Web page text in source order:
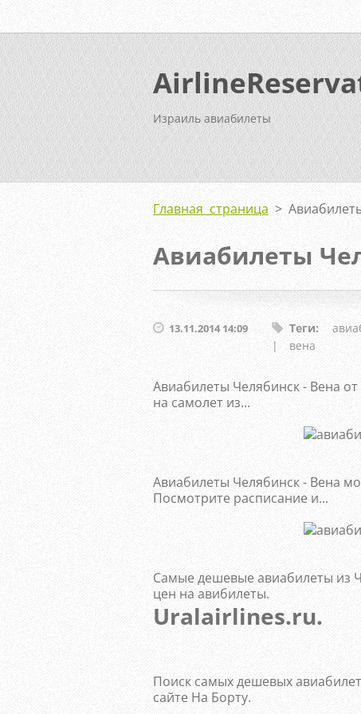
Израиль авиабилеты
Главная страница >
Авиабилеты
13.11.2014 14:09 Теги:
|
вена
Авиабилеты Челябинск - Вена
на самолет из...
Авиабилеты Челябинск - Вена
Посмотрите расписание и...
Самые дешевые авиабилеты из
цен на авибилеты.
Uralairlines.ru.
Поиск самых дешевых
сайте На Борту.